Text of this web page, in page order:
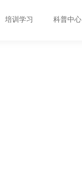
培训学习 科普中心